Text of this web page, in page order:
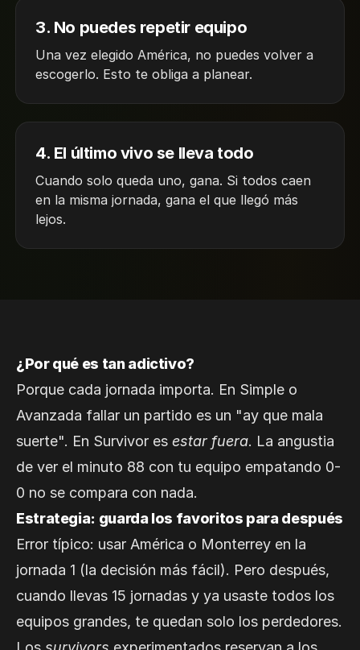
3. No puedes repetir equipo
Una vez elegido América, no puedes volver a
escogerlo. Esto te obliga a planear.
4. El último vivo se lleva todo
Cuando solo queda uno, gana. Si todos caen
en la misma jornada, gana el que llegó más
lejos.
¿Por qué es tan adictivo?
Porque cada jornada importa. En Simple o
Avanzada fallar un partido es un "ay que mala
suerte". En Survivor es estar fuera. La angustia
de ver el minuto 88 con tu equipo empatando 0-
0 no se compara con nada.
Estrategia: guarda los favoritos para después
Error típico: usar América o Monterrey en la
jornada 1 (la decisión más fácil). Pero después,
cuando llevas 15 jornadas y ya usaste todos los
equipos grandes, te quedan solo los perdedores.